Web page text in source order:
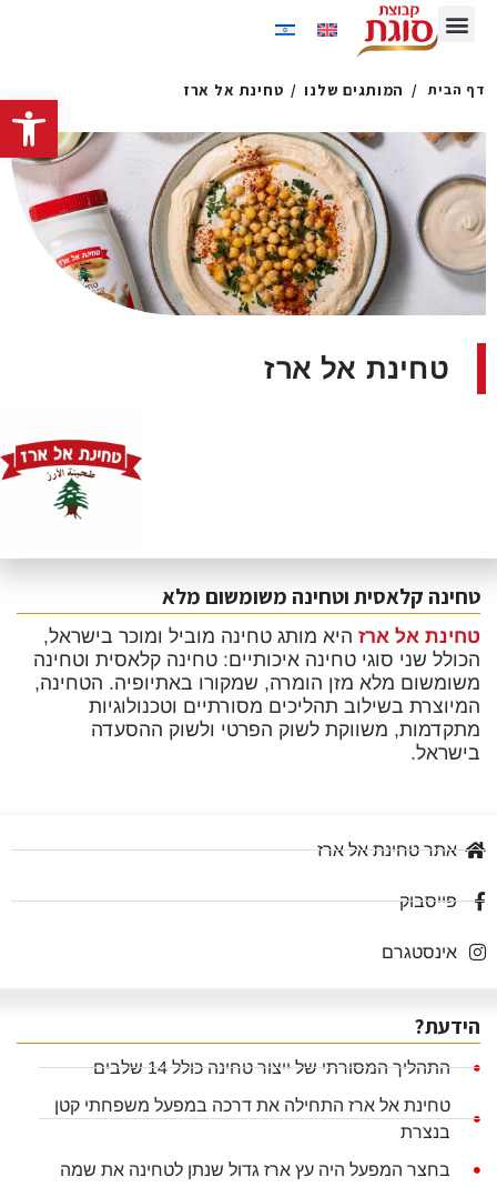
פתח סרגל נגישות המותגים שלנו טחינת אל ארז
טחינת אל ארז
טחינה קלאסית וטחינה משומשום מלא
טחינת אל ארז היא מותג טחינה מוביל ומוכר בישראל,
הכולל שני סוגי טחינה איכותיים: טחינה קלאסית וטחינה
משומשום מלא מזן הומרה, שמקורו באתיופיה. הטחינה,
המיוצרת בשילוב תהליכים מסורתיים וטכנולוגיות
מתקדמות, משווקת לשוק הפרטי ולשוק ההסעדה
בישראל.
אתר טחינת אל ארז
פייסבוק
אינסטגרם
הידעת?
התהליך המסורתי של ייצור טחינה כולל 14 שלבים
טחינת אל ארז התחילה את דרכה במפעל משפחתי קטן
בנצרת
בחצר המפעל היה עץ ארז גדול שנתן לטחינה את שמה